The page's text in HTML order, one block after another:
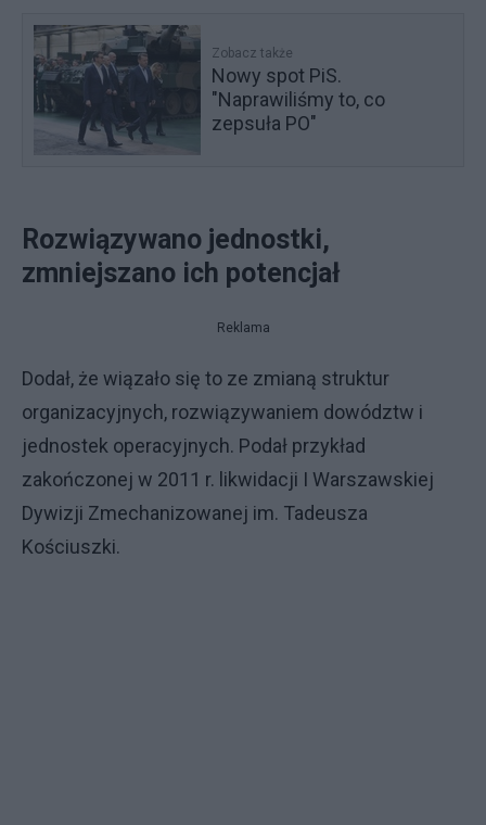
Zobacz także
Nowy spot PiS.
"Naprawiliśmy to, co
zepsuła PO"
Rozwiązywano jednostki,
zmniejszano ich potencjał
Reklama
Dodał, że wiązało się to ze zmianą struktur
organizacyjnych, rozwiązywaniem dowództw i
jednostek operacyjnych. Podał przykład
zakończonej w 2011 r. likwidacji I Warszawskiej
Dywizji Zmechanizowanej im. Tadeusza
Kościuszki.